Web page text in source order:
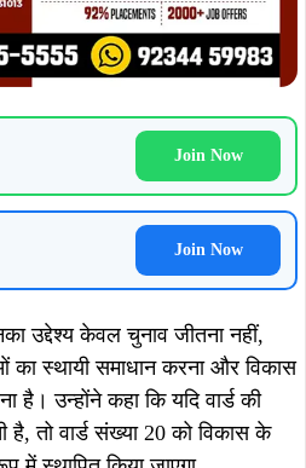
Join Now
Join Now
उद्देश्य केवल चुनाव जीतना नहीं,
का स्थायी समाधान करना और विकास
है। उन्होंने कहा कि यदि वार्ड की
तो वार्ड संख्या 20 को विकास के